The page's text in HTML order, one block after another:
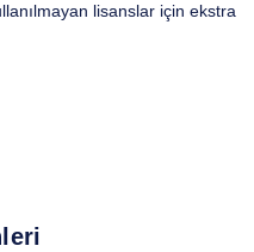
lisanslar için ekstra